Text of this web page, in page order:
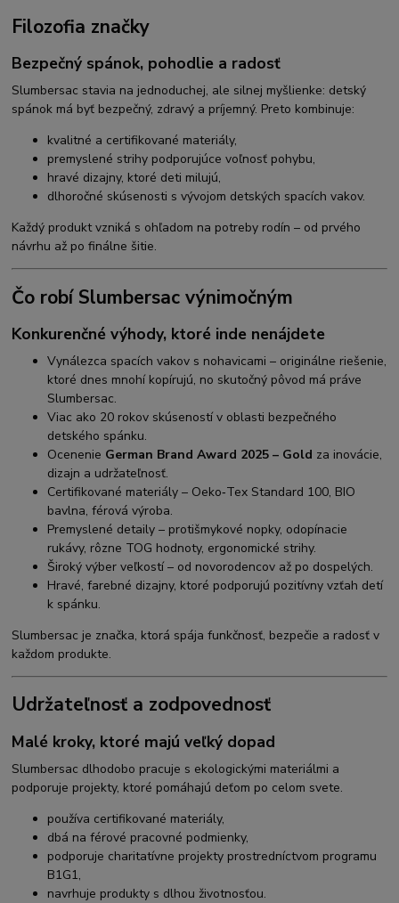
Filozofia značky
Bezpečný spánok, pohodlie a radosť
Slumbersac stavia na jednoduchej, ale silnej myšlienke: detský
spánok má byť bezpečný, zdravý a príjemný. Preto kombinuje:
kvalitné a certifikované materiály,
premyslené strihy podporujúce voľnosť pohybu,
hravé dizajny, ktoré deti milujú,
dlhoročné skúsenosti s vývojom detských spacích vakov.
Každý produkt vzniká s ohľadom na potreby rodín – od prvého
návrhu až po finálne šitie.
Čo robí Slumbersac výnimočným
Konkurenčné výhody, ktoré inde nenájdete
Vynálezca spacích vakov s nohavicami – originálne riešenie,
ktoré dnes mnohí kopírujú, no skutočný pôvod má práve
Slumbersac.
Viac ako 20 rokov skúseností v oblasti bezpečného
detského spánku.
Ocenenie German Brand Award 2025 – Gold za inovácie,
dizajn a udržateľnosť.
Certifikované materiály – Oeko‑Tex Standard 100, BIO
bavlna, férová výroba.
Premyslené detaily – protišmykové nopky, odopínacie
rukávy, rôzne TOG hodnoty, ergonomické strihy.
Široký výber veľkostí – od novorodencov až po dospelých.
Hravé, farebné dizajny, ktoré podporujú pozitívny vzťah detí
k spánku.
Slumbersac je značka, ktorá spája funkčnosť, bezpečie a radosť v
každom produkte.
Udržateľnosť a zodpovednosť
Malé kroky, ktoré majú veľký dopad
Slumbersac dlhodobo pracuje s ekologickými materiálmi a
podporuje projekty, ktoré pomáhajú deťom po celom svete.
používa certifikované materiály,
dbá na férové pracovné podmienky,
podporuje charitatívne projekty prostredníctvom programu
B1G1,
navrhuje produkty s dlhou životnosťou.